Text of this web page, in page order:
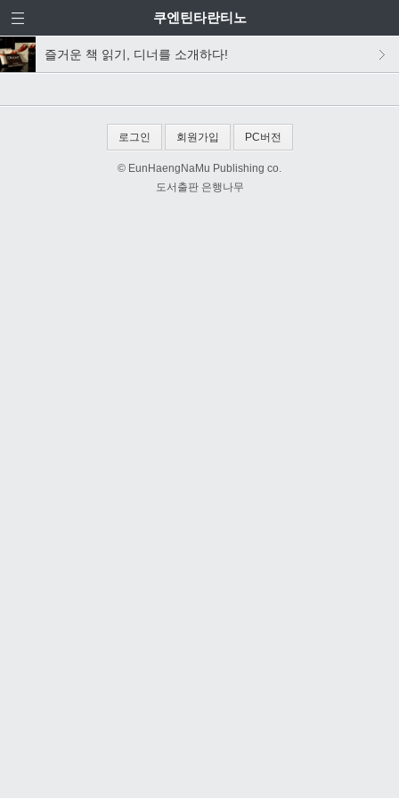
쿠엔틴타란티노
즐거운 책 읽기, 디너를 소개하다!
로그인 회원가입 PC버전
© EunHaengNaMu Publishing co.
도서출판 은행나무